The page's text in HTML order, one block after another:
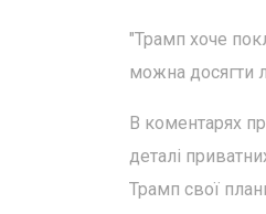
"Трамп хоче
можна досягти
В коментарях
деталі
Трамп свої